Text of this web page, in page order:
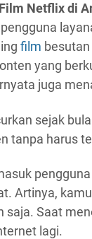
Netflix di
film
yang
juga
sejak
tanpa harus
Artinya,
saja. Saat
lagi.